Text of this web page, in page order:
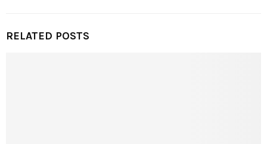
RELATED POSTS